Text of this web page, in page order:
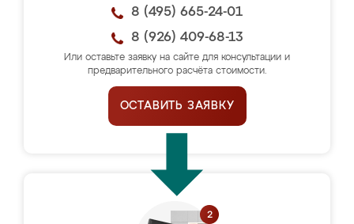
8 (495) 665-24-01
8 (926) 409-68-13
Или оставьте заявку на сайте для консультации и
предварительного расчёта стоимости.
ОСТАВИТЬ ЗАЯВКУ